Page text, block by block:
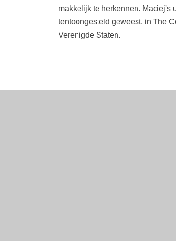
makkelijk te herkennen. Maciej's
tentoongesteld geweest, in The
Verenigde Staten.